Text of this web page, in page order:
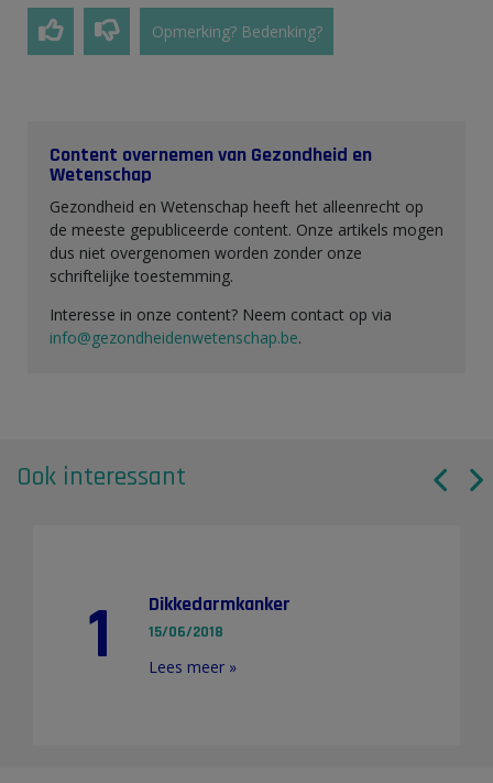
Opmerking? Bedenking?
Content overnemen van Gezondheid en
Wetenschap
Gezondheid en Wetenschap heeft het alleenrecht op
de meeste gepubliceerde content. Onze artikels mogen
dus niet overgenomen worden zonder onze
schriftelijke toestemming.
Interesse in onze content? Neem contact op via
info@gezondheidenwetenschap.be.
Ook interessant
1 Dikkedarmkanker
15/06/2018
Lees meer »